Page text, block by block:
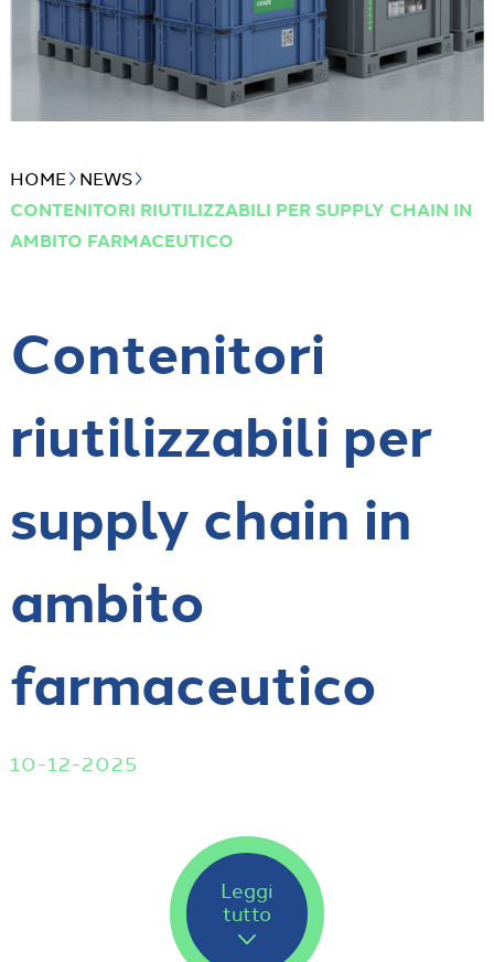
HOME NEWS
CONTENITORI RIUTILIZZABILI PER SUPPLY CHAIN IN
AMBITO FARMACEUTICO
Contenitori
riutilizzabili per
supply chain in
ambito
farmaceutico
10-12-2025
Leggi
tutto